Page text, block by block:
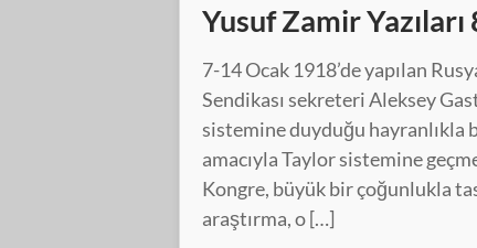
Yusuf Zamir
7-14 Ocak 1918’de yapılan
Sendikası sekreteri Aleksey
sistemine duyduğu
amacıyla Taylor sistemine
Kongre, büyük bir çoğunlukla
araştırma, o […]